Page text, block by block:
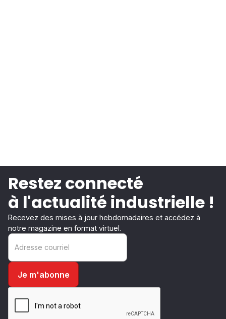
Restez connecté
à l'actualité industrielle !
Recevez des mises à jour hebdomadaires et accédez à
notre magazine en format virtuel.